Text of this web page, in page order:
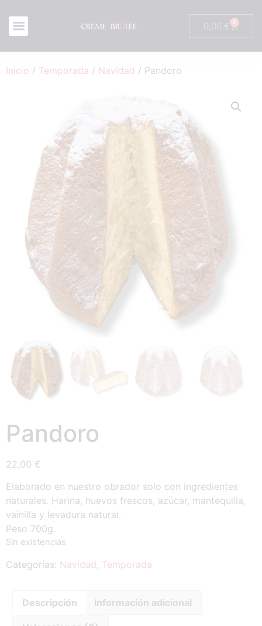
0
Inicio / Temporada / Navidad / Pandoro
Pandoro
22,00 €
Elaborado en nuestro obrador solo con ingredientes
naturales. Harina, huevos frescos, azúcar, mantequilla,
vainilla y levadura natural.
Peso 700g.
Sin existencias
Categorías: Navidad , Temporada
Descripción Información adicional